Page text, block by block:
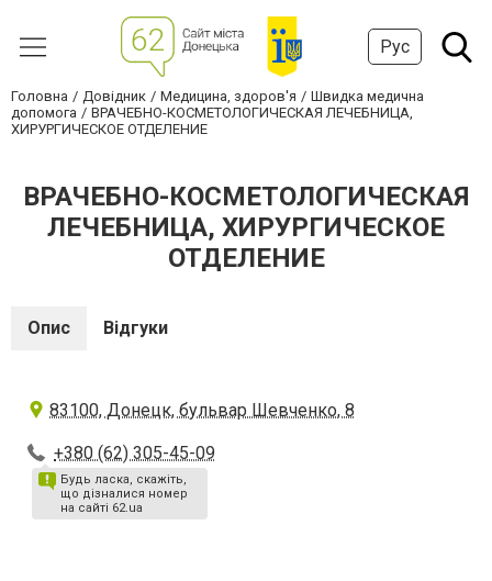
Рус
Головна Довідник Медицина, здоров'я
Швидка медична
допомога
ВРАЧЕБНО-КОСМЕТОЛОГИЧЕСКАЯ ЛЕЧЕБНИЦА,
ХИРУРГИЧЕСКОЕ ОТДЕЛЕНИЕ
ВРАЧЕБНО-КОСМЕТОЛОГИЧЕСКАЯ
ЛЕЧЕБНИЦА, ХИРУРГИЧЕСКОЕ
ОТДЕЛЕНИЕ
Опис Відгуки
83100, Донецк, бульвар Шевченко, 8
+380 (62) 305-45-09
Будь ласка, скажіть,
що дізналися номер
на сайті 62.ua